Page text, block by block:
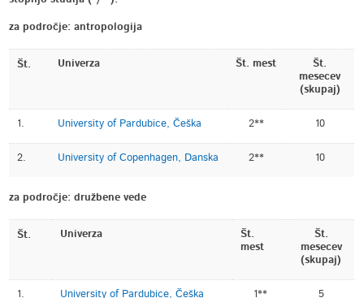
za področje: antropologija
Št. Univerza Št. mest
Št.
mesecev
(skupaj)
1. University of Pardubice, Češka 2** 10
2. University of Copenhagen, Danska 2** 10
za področje: družbene vede
Št. Univerza
Št.
mest
Št.
mesecev
(skupaj)
1. University of Pardubice, Češka 1** 5